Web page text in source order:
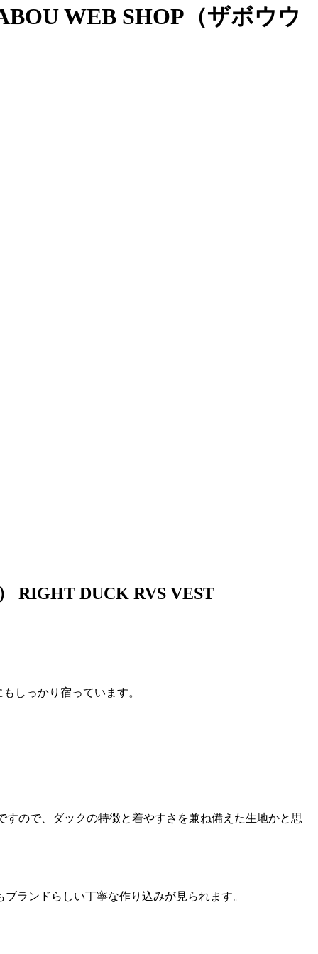
WEB SHOP（ザボウウ
RIGHT DUCK RVS VEST
しっかり宿っています。
ので、ダックの特徴と着やすさを兼ね備えた生地かと思
ランドらしい丁寧な作り込みが見られます。